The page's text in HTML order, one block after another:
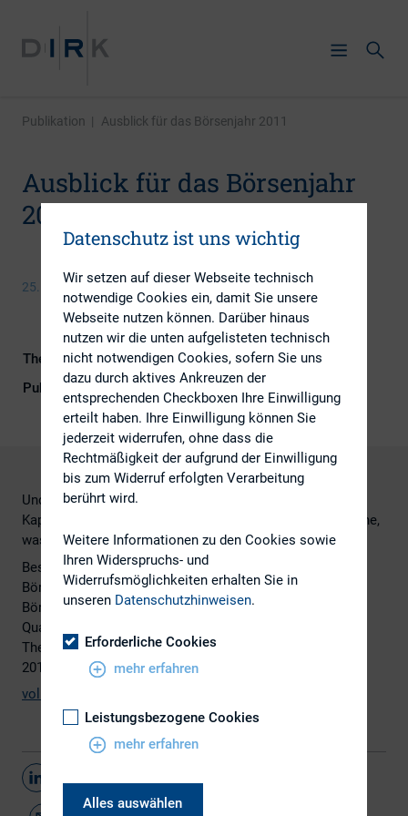
Publikation | Ausblick für das Börsenjahr 2011
Ausblick für das Börsenjahr
2011
25. September 2013
Themengebiet
IR-Kompetenz
Publikationsform
Externe Publikationen
Und auch die von der cometis AG befragten Experten des
Kapitalmarktpanels zeigen sich in zunehmender Feierlaune,
was die Aktienmärkte betrifft.
Besonders deutsche Indizes beflügeln die Phantasie der
Börsenprofis, aber auch das Sentiment für andere
Börsenregionen (Europa, USA und Japan) konnte im
Quartalsvergleich deutlich zulegen. Aktueller
Themenschwerpunkt ist der Ausblick auf das Börsenjahr
2011.
vollständige Studie
Datenschutz ist uns wichtig
Wir setzen auf dieser Webseite technisch
notwendige Cookies ein, damit Sie unsere
Webseite nutzen können. Darüber hinaus
nutzen wir die unten aufgelisteten technisch
nicht notwendigen Cookies, sofern Sie uns
dazu durch aktives Ankreuzen der
entsprechenden Checkboxen Ihre Einwilligung
erteilt haben. Ihre Einwilligung können Sie
jederzeit widerrufen, ohne dass die
Rechtmäßigkeit der aufgrund der Einwilligung
bis zum Widerruf erfolgten Verarbeitung
berührt wird.
Weitere Informationen zu den Cookies sowie
Ihren Widerspruchs- und
Widerrufsmöglichkeiten erhalten Sie in
unseren Datenschutzhinweisen.
Erforderliche Cookies
mehr erfahren
Leistungsbezogene Cookies
mehr erfahren
Alles auswählen